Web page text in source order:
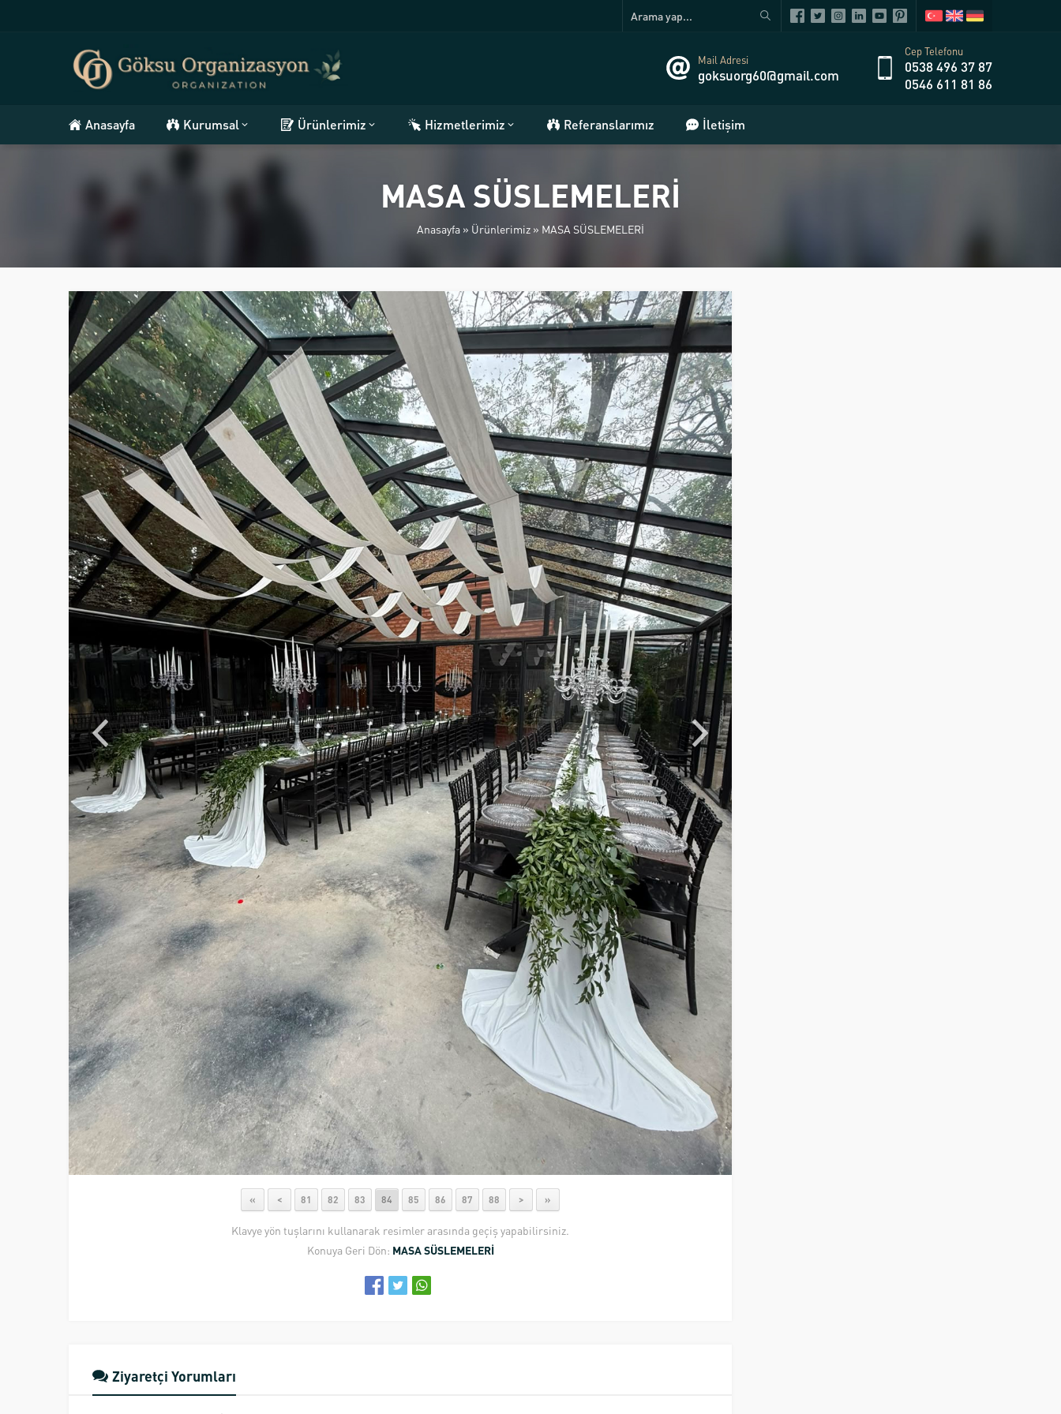
Mail Adresi
goksuorg60@gmail.com
Cep Telefonu
0538 496 37 87
0546 611 81 86
Anasayfa Kurumsal Ürünlerimiz Hizmetlerimiz Referanslarımız İletişim
MASA SÜSLEMELERİ
Anasayfa » Ürünlerimiz » MASA SÜSLEMELERİ
« < 81 82 83 84 85 86 87 88 > »
Klavye yön tuşlarını kullanarak resimler arasında geçiş yapabilirsiniz.
Konuya Geri Dön: MASA SÜSLEMELERİ
Ziyaretçi Yorumları